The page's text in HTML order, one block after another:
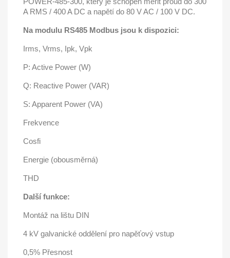
A RMS / 400 A DC a napětí do 80 V AC / 100 V DC.
Na modulu RS485 Modbus jsou k dispozici:
Irms, Vrms, Ipk, Vpk
P: Active Power (W)
Q: Reactive Power (VAR)
S: Apparent Power (VA)
Frekvence
Cosfi
Energie (obousměrná)
THD
Další funkce:
Montáž na lištu DIN
4 kV galvanické oddělení pro napěťový vstup
0,5% Přesnost